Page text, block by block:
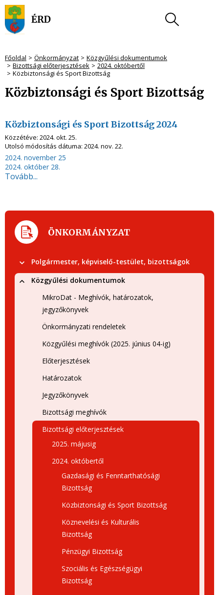
Főoldal Önkormányzat
Közgyűlési dokumentumok
Bizottsági előterjesztések
2024. októbertől
Közbiztonsági és Sport Bizottság
Közbiztonsági és Sport Bizottság
Közbiztonsági és Sport Bizottság 2024
Közzétéve: 2024. okt. 25.
Utolsó módosítás dátuma: 2024. nov. 22.
2024. november 25
2024. október 28.
Tovább...
ÖNKORMÁNYZAT
Polgármester, képviselő-testület, bizottságok
Közgyűlési dokumentumok
MikroDat - Meghívók, határozatok,
jegyzőkönyvek
Önkormányzati rendeletek
Közgyűlési meghívók (2025. június 04-ig)
Előterjesztések
Határozatok
Jegyzőkönyvek
Bizottsági meghívók
Bizottsági előterjesztések
2025. májusig
2024. októbertől
Gazdasági és Fenntarthatósági
Bizottság
Közbiztonsági és Sport Bizottság
Köznevelési és Kulturális
Bizottság
Pénzügyi Bizottság
Szociális és Egészségügyi
Bizottság